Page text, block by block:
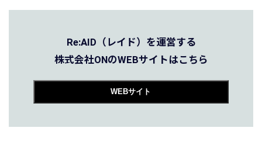
Re:AID（レイド）を運営する
株式会社ONのWEBサイトはこちら
WEBサイト